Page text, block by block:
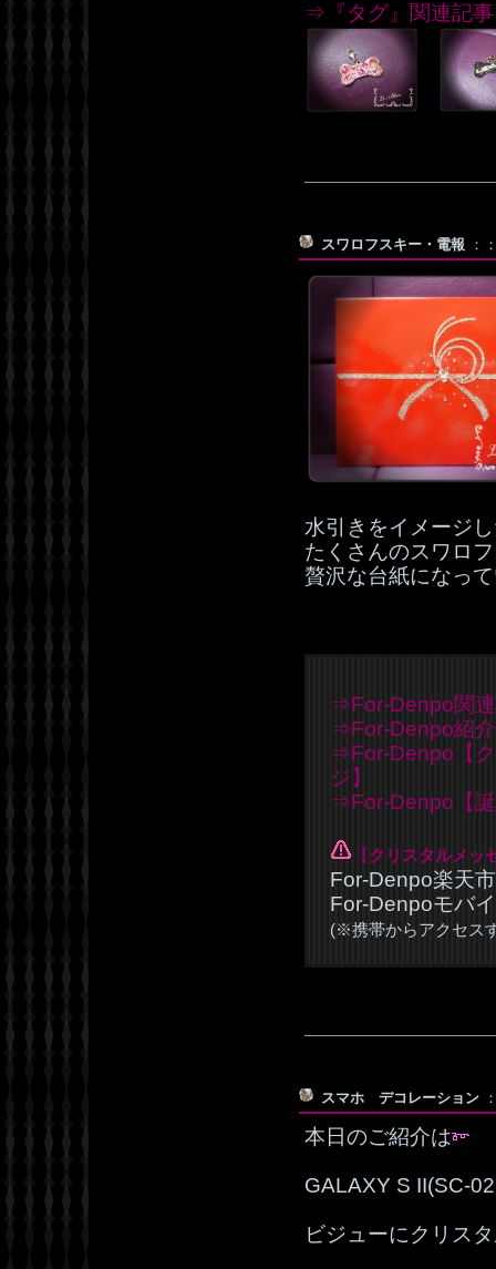
⇒『タグ』関連記事
スワロフスキー・電報 ：
水引きをイメージ
たくさんのスワロ
贅沢な台紙になっ
⇒For-Denpo関
⇒For-Denpo紹
⇒For-Denpo【
ジ】
⇒For-Denpo【
【クリスタルメッ
For-Denpo楽天
For-Denpoモバ
(※携帯からアクセス
スマホ デコレーション
本日のご紹介は
GALAXY S II(SC-
ビジューにクリス